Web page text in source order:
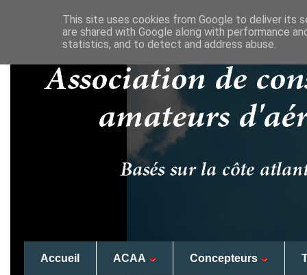
Accueil ACAA Concepteurs
This site uses cookies from Google to deliver its
are shared with Google along with performance
statistics, and to detect and address abuse.